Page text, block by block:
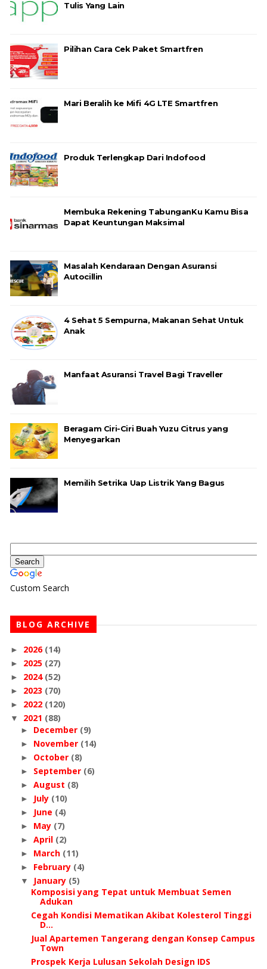
Tulis Yang Lain
Pilihan Cara Cek Paket Smartfren
Mari Beralih ke Mifi 4G LTE Smartfren
Produk Terlengkap Dari Indofood
Membuka Rekening TabunganKu Kamu Bisa
Dapat Keuntungan Maksimal
Masalah Kendaraan Dengan Asuransi
Autocillin
4 Sehat 5 Sempurna, Makanan Sehat Untuk
Anak
Manfaat Asuransi Travel Bagi Traveller
Beragam Ciri-Ciri Buah Yuzu Citrus yang
Menyegarkan
Memilih Setrika Uap Listrik Yang Bagus
Custom Search
BLOG ARCHIVE
► 2026 (14)
► 2025 (27)
► 2024 (52)
► 2023 (70)
► 2022 (120)
▼ 2021 (88)
► December (9)
► November (14)
► October (8)
► September (6)
► August (8)
► July (10)
► June (4)
► May (7)
► April (2)
► March (11)
► February (4)
▼ January (5)
Komposisi yang Tepat untuk Membuat Semen
Adukan
Cegah Kondisi Mematikan Akibat Kolesterol Tinggi
D...
Jual Apartemen Tangerang dengan Konsep Campus
Town
Prospek Kerja Lulusan Sekolah Design IDS